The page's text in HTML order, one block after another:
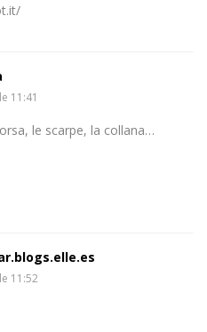
11:41
le scarpe, la collana…
11:52